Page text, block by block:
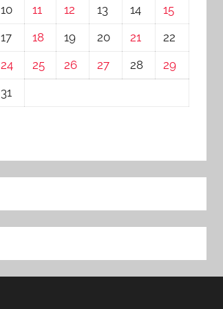
10 11 12 13 14
15
17 18 19 20 21
22
24 25 26 27 28
29
31